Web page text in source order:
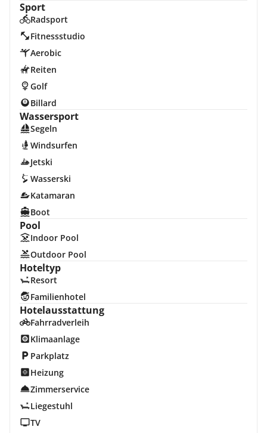
Sport
Radsport
Fitnessstudio
Aerobic
Reiten
Golf
Billard
Wassersport
Segeln
Windsurfen
Jetski
Wasserski
Katamaran
Boot
Pool
Indoor Pool
Outdoor Pool
Hoteltyp
Resort
Familienhotel
Hotelausstattung
Fahrradverleih
Klimaanlage
Parkplatz
Heizung
Zimmerservice
Liegestuhl
TV